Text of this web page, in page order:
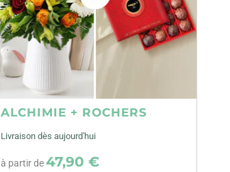
ALCHIMIE + ROCHERS
Livraison dès aujourd'hui
à partir de47,90 €